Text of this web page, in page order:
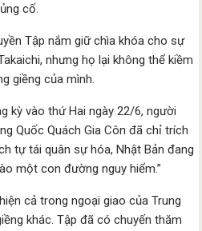
cố.
Tập nắm giữ chìa khóa cho sự
nhưng họ lại không thể kiềm
giềng của mình.
kỳ vào thứ Hai ngày 22/6, người
Quốc Quách Gia Côn đã chỉ trích
tự tái quân sự hóa, Nhật Bản đang
một con đường nguy hiểm.”
cả trong ngoại giao của Trung
khác. Tập đã có chuyến thăm